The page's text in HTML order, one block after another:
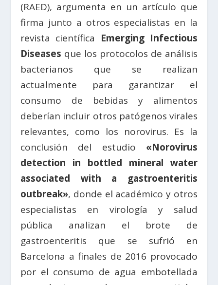
(RAED), argumenta en un artículo que
firma junto a otros especialistas en la
revista científica Emerging Infectious
Diseases que los protocolos de análisis
bacterianos que se realizan
actualmente para garantizar el
consumo de bebidas y alimentos
deberían incluir otros patógenos virales
relevantes, como los norovirus. Es la
conclusión del estudio «Norovirus
detection in bottled mineral water
associated with a gastroenteritis
outbreak», donde el académico y otros
especialistas en virología y salud
pública analizan el brote de
gastroenteritis que se sufrió en
Barcelona a finales de 2016 provocado
por el consumo de agua embotellada